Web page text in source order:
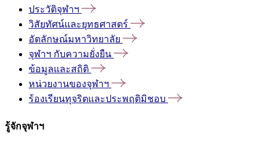
ประวัติจุฬาฯ
วิสัยทัศน์และยุทธศาสตร์
อัตลักษณ์มหาวิทยาลัย
จุฬาฯ กับความยั่งยืน
ข้อมูลและสถิติ
หน่วยงานของจุฬาฯ
ร้องเรียนทุจริตและประพฤติมิชอบ
รู้จักจุฬาฯ